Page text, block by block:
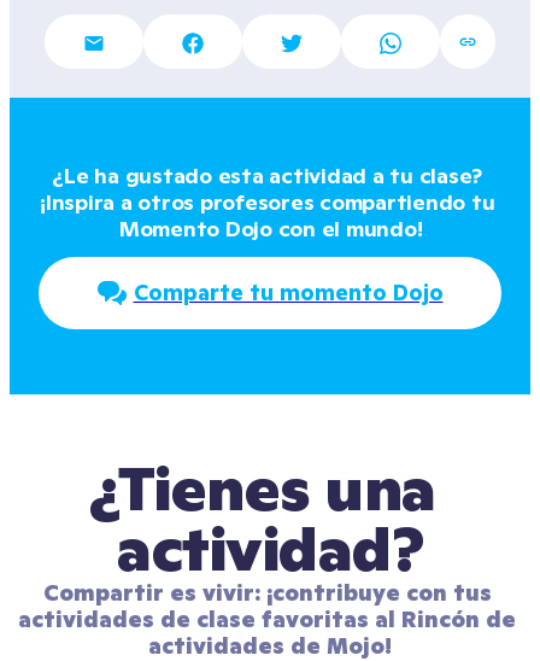
¿Le ha gustado esta actividad a tu clase?
¡Inspira a otros profesores compartiendo tu
Momento Dojo con el mundo!
Comparte tu momento Dojo
¿Tienes una
actividad?
Compartir es vivir: ¡contribuye con tus
actividades de clase favoritas al Rincón de
actividades de Mojo!